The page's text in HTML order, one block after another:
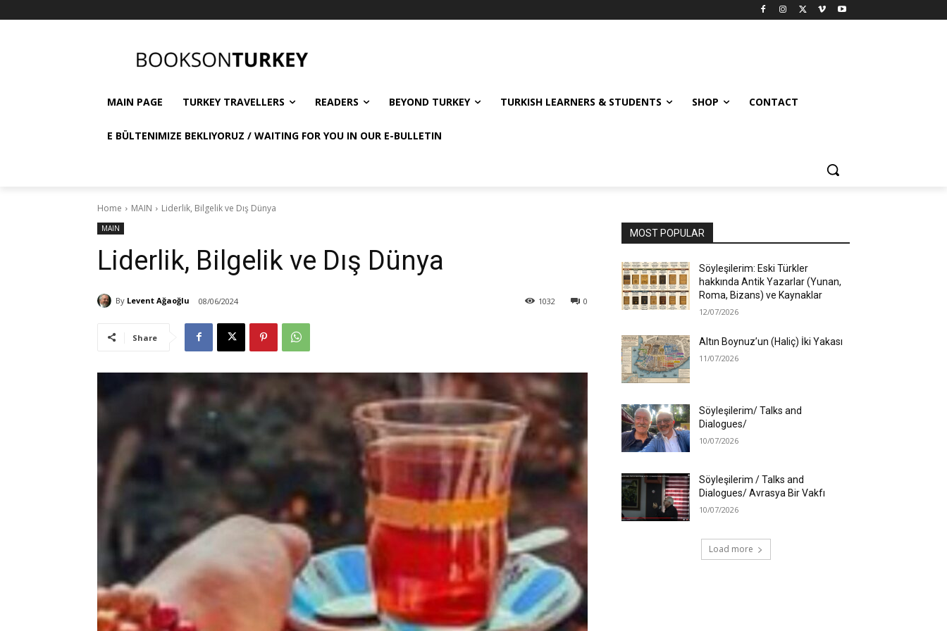
MAIN PAGE TURKEY TRAVELLERS READERS BEYOND TURKEY TURKISH LEARNERS & STUDENTS SHOP CONTACT
E BÜLTENIMIZE BEKLIYORUZ / WAITING FOR YOU IN OUR E-BULLETIN
Home MAIN Liderlik, Bilgelik ve Dış Dünya
MAIN
Liderlik, Bilgelik ve Dış Dünya
By Levent Ağaoğlu 08/06/2024 0
1032
Share
MOST POPULAR
Söyleşilerim: Eski Türkler
hakkında Antik Yazarlar (Yunan,
Roma, Bizans) ve Kaynaklar
12/07/2026
Altın Boynuz’un (Haliç) İki Yakası
11/07/2026
Söyleşilerim/ Talks and
Dialogues/
10/07/2026
Söyleşilerim / Talks and
Dialogues/ Avrasya Bir Vakfı
10/07/2026
Load more